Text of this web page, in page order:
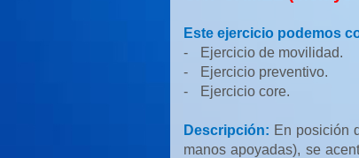
Este ejercicio podemos
-
Ejercicio de movilidad.
-
Ejercicio preventivo.
-
Ejercicio core.
Descripción: En posición
manos apoyadas), se